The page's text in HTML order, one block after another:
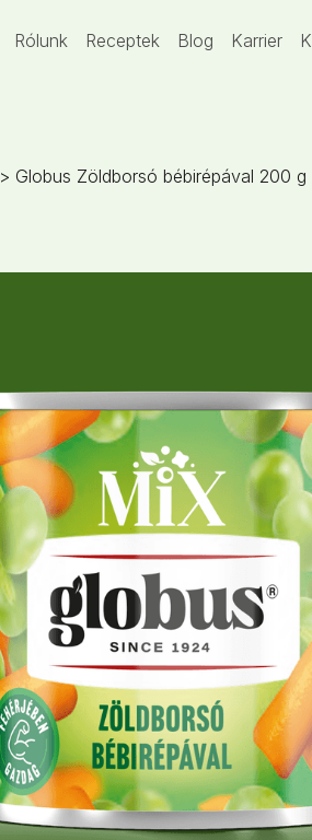
Rólunk Receptek Blog Karrier
> Globus Zöldborsó bébirépával 200 g